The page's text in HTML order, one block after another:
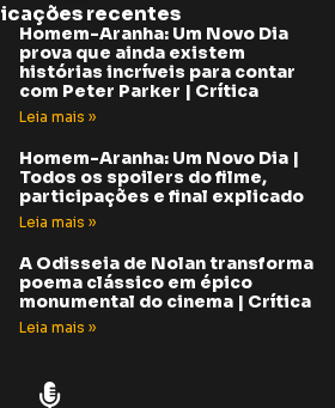
recentes
Homem-Aranha: Um Novo Dia
prova que ainda existem
histórias incríveis para contar
com Peter Parker | Crítica
Leia mais »
Homem-Aranha: Um Novo Dia |
Todos os spoilers do filme,
participações e final explicado
Leia mais »
A Odisseia de Nolan transforma
poema clássico em épico
monumental do cinema | Crítica
Leia mais »